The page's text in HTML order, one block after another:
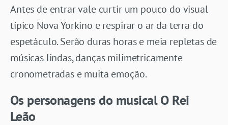
Antes de entrar vale curtir um pouco do visual
típico Nova Yorkino e respirar o ar da terra do
espetáculo. Serão duras horas e meia repletas de
músicas lindas, danças milimetricamente
cronometradas e muita emoção.
Os personagens do musical O Rei
Leão